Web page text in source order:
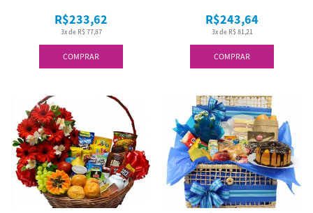
COMPRAR
3x de R$ 77,87
R$233,62
COMPRAR
3x de R$ 81,21
R$243,64